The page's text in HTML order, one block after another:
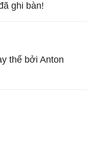
ghi bàn!
thế bởi Anton